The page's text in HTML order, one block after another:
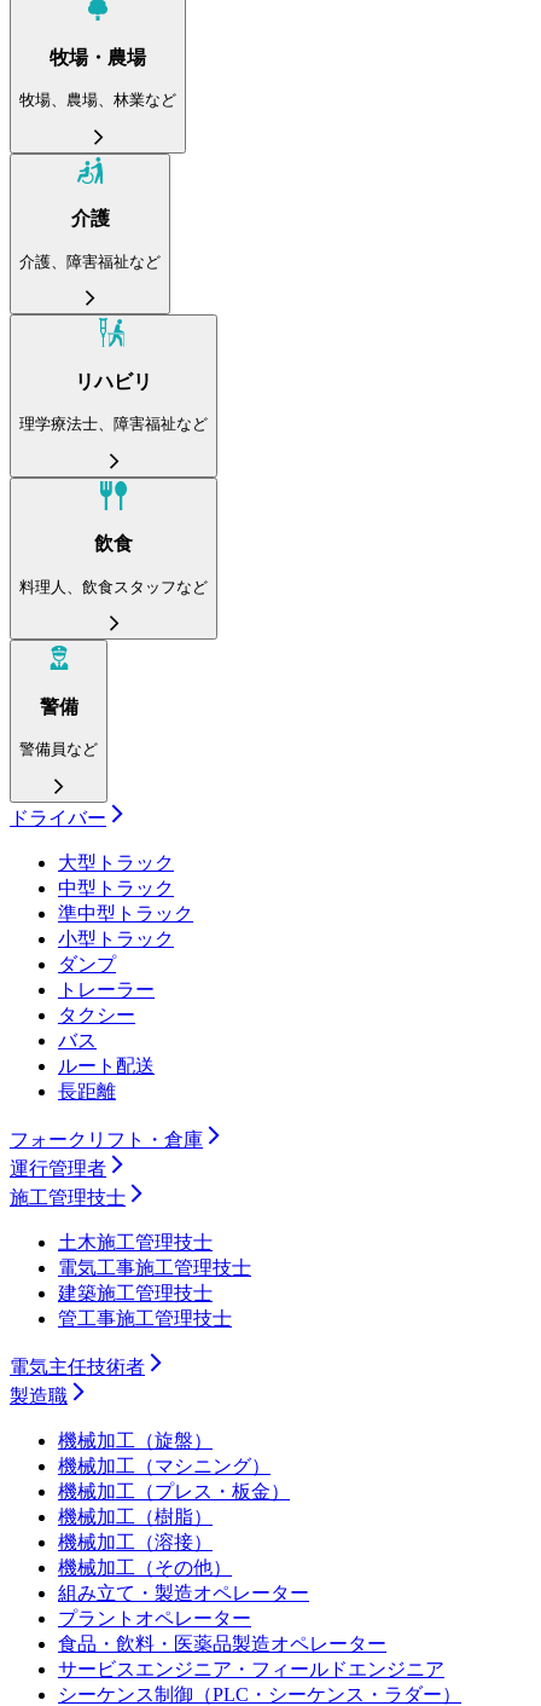
牧場・農場
牧場、農場、林業など
介護
介護、障害福祉など
リハビリ
理学療法士、障害福祉など
飲食
料理人、飲食スタッフなど
警備
警備員など
ドライバー
大型トラック
中型トラック
準中型トラック
小型トラック
ダンプ
トレーラー
タクシー
バス
ルート配送
長距離
フォークリフト・倉庫
運行管理者
施工管理技士
土木施工管理技士
電気工事施工管理技士
建築施工管理技士
管工事施工管理技士
電気主任技術者
製造職
機械加工（旋盤）
機械加工（マシニング）
機械加工（プレス・板金）
機械加工（樹脂）
機械加工（溶接）
機械加工（その他）
組み立て・製造オペレーター
プラントオペレーター
食品・飲料・医薬品製造オペレーター
サービスエンジニア・フィールドエンジニア
シーケンス制御（PLC・シーケンス・ラダー）